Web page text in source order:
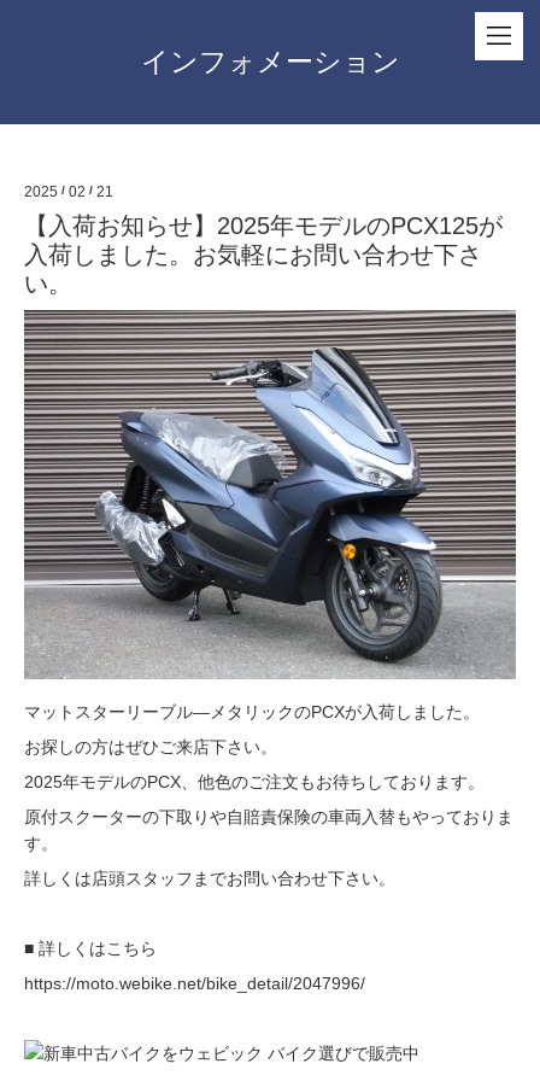
インフォメーション
2025 / 02 / 21
【入荷お知らせ】2025年モデルのPCX125が
入荷しました。お気軽にお問い合わせ下さ
い。
マットスターリーブル―メタリックのPCXが入荷しました。
お探しの方はぜひご来店下さい。
2025年モデルのPCX、他色のご注文もお待ちしております。
原付スクーターの下取りや自賠責保険の車両入替もやっておりま
す。
詳しくは店頭スタッフまでお問い合わせ下さい。
■ 詳しくはこちら
https://moto.webike.net/bike_detail/2047996/